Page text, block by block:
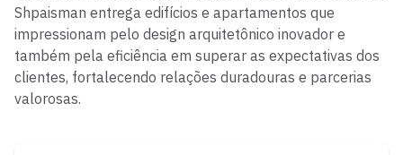
Shpaisman entrega edifícios e apartamentos que
impressionam pelo design arquitetônico inovador e
também pela eficiência em superar as expectativas dos
clientes, fortalecendo relações duradouras e parcerias
valorosas.